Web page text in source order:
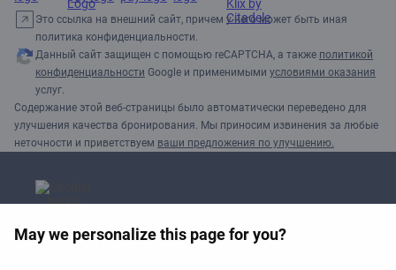
May we personalize this page for you?
Это ссылка на внешний сайт, причем у него может быть иная
политика конфиденциальности.
Данный сайт защищен с помощью reCAPTCHA, а также политикой
конфиденциальности Google и применимыми условиями оказания
услуг.
Содержание этой веб-страницы было автоматически переведено для
улучшения качества бронирования. Мы приносим извинения за любые
неточности и приветствуем ваши предложения по улучшению.